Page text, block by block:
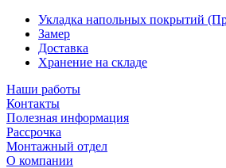
Укладка напольных покрытий
Замер
Доставка
Хранение на складе
Наши работы
Контакты
Полезная информация
Рассрочка
Монтажный отдел
О компании